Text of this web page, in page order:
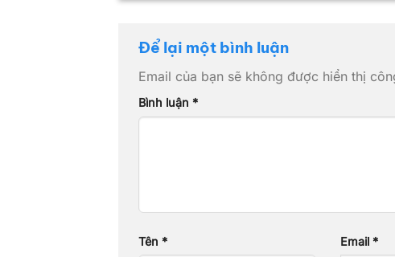
Để lại một bình luận
Email của bạn sẽ không được hiển thị
Bình luận *
Tên * Email *